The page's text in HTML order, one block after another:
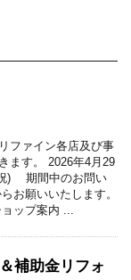
ファイン各店及び事
ます。 2026年4月29
) 期間中のお問い
お願いいたします。
ップ案内 ...
補助金リフォ